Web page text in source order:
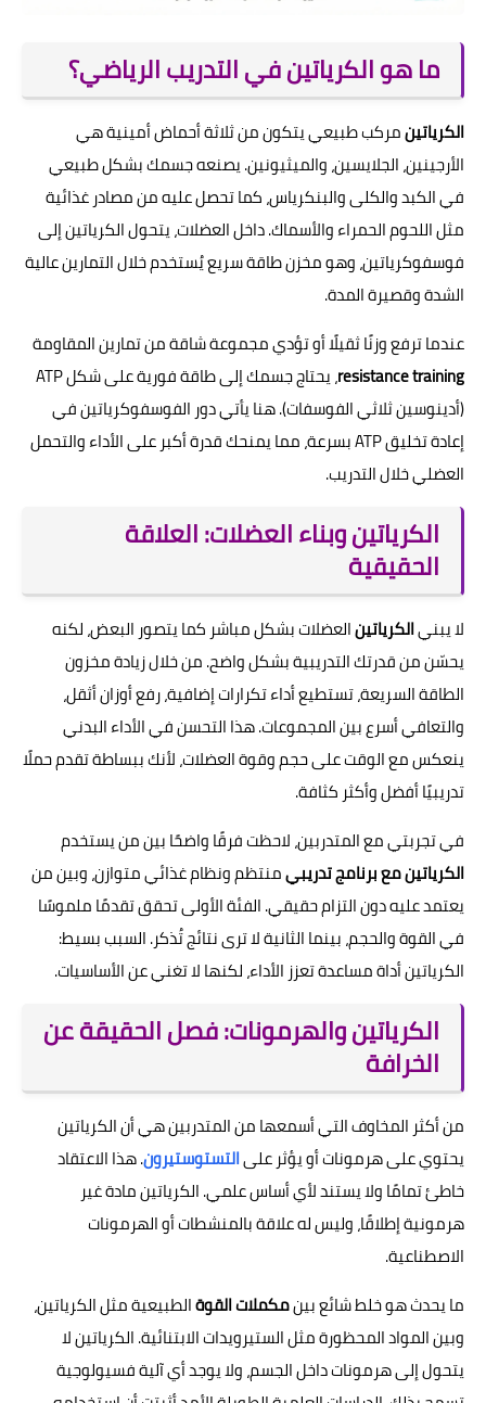
ما هو الكرياتين في التدريب الرياضي؟
الكرياتينمركب طبيعي يتكون من ثلاثة أحماض أمينية هي
الأرجينين، الجلايسين، والميثيونين. يصنعه جسمك بشكل طبيعي
في الكبد والكلى والبنكرياس، كما تحصل عليه من مصادر غذائية
مثل اللحوم الحمراء والأسماك. داخل العضلات، يتحول الكرياتين إلى
فوسفوكرياتين، وهو مخزن طاقة سريع يُستخدم خلال التمارين عالية
الشدة وقصيرة المدة.
عندما ترفع وزنًا ثقيلًا أو تؤدي مجموعة شاقة من تمارين المقاومة
resistance training
، يحتاج جسمك إلى طاقة فورية على شكل ATP
(أدينوسين ثلاثي الفوسفات). هنا يأتي دور الفوسفوكرياتين في
إعادة تخليق ATP بسرعة، مما يمنحك قدرة أكبر على الأداء والتحمل
العضلي خلال التدريب.
الكرياتين وبناء العضلات: العلاقة
الحقيقية
لا يبنيالكرياتينالعضلات بشكل مباشر كما يتصور البعض، لكنه
يحسّن من قدرتك التدريبية بشكل واضح. من خلال زيادة مخزون
الطاقة السريعة، تستطيع أداء تكرارات إضافية، رفع أوزان أثقل،
والتعافي أسرع بين المجموعات. هذا التحسن في الأداء البدني
ينعكس مع الوقت على حجم وقوة العضلات، لأنك ببساطة تقدم حملًا
تدريبيًا أفضل وأكثر كثافة.
في تجربتي مع المتدربين، لاحظت فرقًا واضحًا بين من يستخدم
الكرياتين مع برنامج تدريبيمنتظم ونظام غذائي متوازن، وبين من
يعتمد عليه دون التزام حقيقي. الفئة الأولى تحقق تقدمًا ملموسًا
في القوة والحجم، بينما الثانية لا ترى نتائج تُذكر. السبب بسيط:
الكرياتين أداة مساعدة تعزز الأداء، لكنها لا تغني عن الأساسيات.
الكرياتين والهرمونات: فصل الحقيقة عن
الخرافة
من أكثر المخاوف التي أسمعها من المتدربين هي أن الكرياتين
يحتوي على هرمونات أو يؤثر علىالتستوستيرون. هذا الاعتقاد
خاطئ تمامًا ولا يستند لأي أساس علمي. الكرياتين مادة غير
هرمونية إطلاقًا، وليس له علاقة بالمنشطات أو الهرمونات
الاصطناعية.
ما يحدث هو خلط شائع بينمكملات القوةالطبيعية مثل الكرياتين،
وبين المواد المحظورة مثل الستيرويدات الابتنائية. الكرياتين لا
يتحول إلى هرمونات داخل الجسم، ولا يوجد أي آلية فسيولوجية